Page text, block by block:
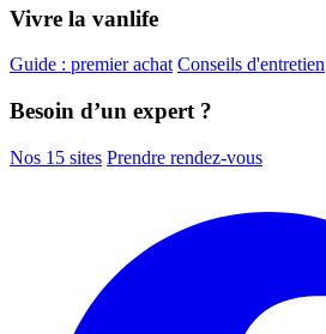
Vivre la vanlife
Guide : premier achat Conseils d'entretien
Besoin d’un expert ?
Nos 15 sites Prendre rendez-vous